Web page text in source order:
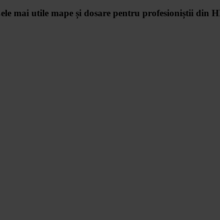
mai utile mape și dosare pentru profesioniștii din